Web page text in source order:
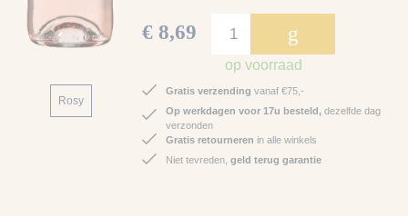
Rosy
€ 8,69 g
op voorraad
Gratis verzending vanaf €75,-
Op werkdagen voor 17u besteld,dezelfde dag
verzonden
Gratis retourneren in alle winkels
Niet tevreden, geld terug garantie